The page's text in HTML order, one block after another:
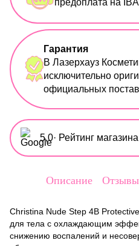
Гарантия
В Лазерхауз
исключительно
официальных
5,0· Рейтинг
Описание Отзывы
Christina Nude Step 4B
для тела с охлаждающим
снижению воспалений и